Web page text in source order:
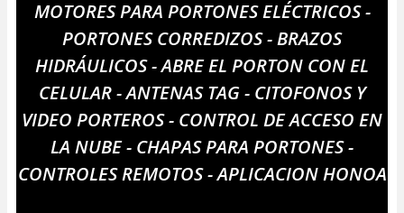
MOTORES PARA PORTONES ELÉCTRICOS -
PORTONES CORREDIZOS - BRAZOS
HIDRÁULICOS - ABRE EL PORTON CON EL
CELULAR - ANTENAS TAG - CITOFONOS Y
VIDEO PORTEROS - CONTROL DE ACCESO EN
LA NUBE - CHAPAS PARA PORTONES -
CONTROLES REMOTOS - APLICACION HONOA